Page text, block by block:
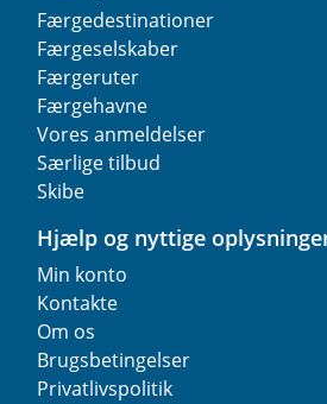
Færgedestinationer
Færgeselskaber
Færgeruter
Færgehavne
Vores anmeldelser
Særlige tilbud
Skibe
Hjælp og nyttige
Min konto
Kontakte
Om os
Brugsbetingelser
Privatlivspolitik